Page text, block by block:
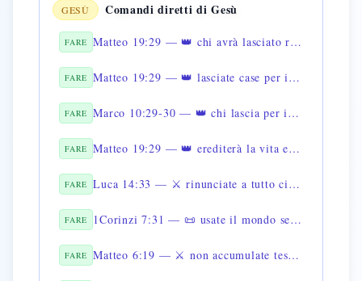
GESÙ Comandi diretti di Gesù
FARE Matteo 19:29 — 👑 chi avrà lasciato riceverà il centuplo
FARE Matteo 19:29 — 👑 lasciate case per il mio nome
FARE Marco 10:29-30 — 👑 chi lascia per il vangelo
FARE Matteo 19:29 — 👑 erediterà la vita eterna
FARE Luca 14:33 — ⚔️ rinunciate a tutto ciò che avete
FARE 1Corinzi 7:31 — 📜 usate il mondo senza abusarne
FARE Matteo 6:19 — ⚔️ non accumulate tesori sulla terra